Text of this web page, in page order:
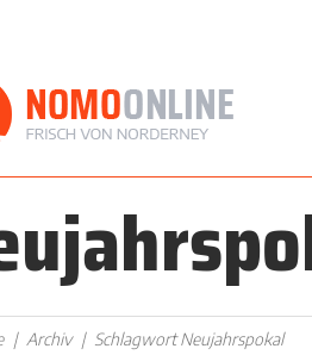
Archiv Schlagwort Neujahrspokal